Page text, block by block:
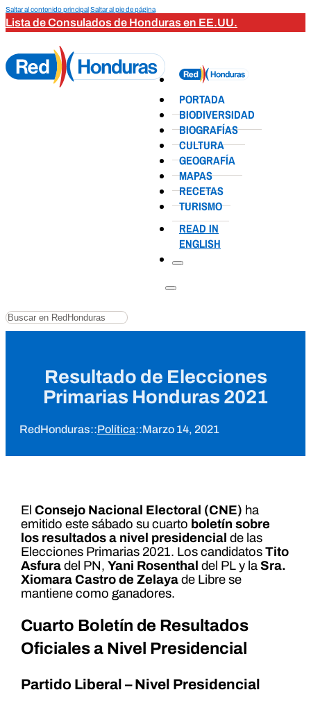
Saltar al contenido principalSaltar al pie de página
Lista de Consulados de Honduras en EE.UU.
PORTADA
BIODIVERSIDAD
BIOGRAFÍAS
CULTURA
GEOGRAFÍA
MAPAS
RECETAS
TURISMO
READ IN
ENGLISH
Buscar
Resultado de Elecciones
Primarias Honduras 2021
RedHonduras::Política::Marzo 14, 2021
El Consejo Nacional Electoral (CNE) ha
emitido este sábado su cuarto boletín sobre
los resultados a nivel presidencial de las
Elecciones Primarias 2021. Los candidatos Tito
Asfuradel PN, Yani Rosenthal del PL y la Sra.
Xiomara Castro de Zelayade Libre se
mantiene como ganadores.
Cuarto Boletín de Resultados
Oficiales a Nivel Presidencial
Partido Liberal – Nivel Presidencial